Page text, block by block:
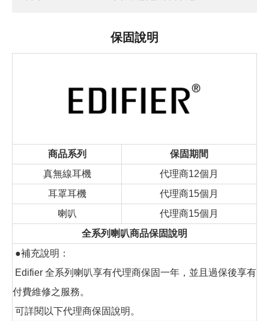
保固說明
商品系列
保固期間
真無線耳機
代理商12個月
耳罩耳機
代理商15個月
喇叭
代理商15個月
全系列喇叭商品保固說明
●補充說明：
Edifier 全系列喇叭享有代理商保固一年，並且過保後享有
付費維修之服務。
可詳閱以下代理商保固說明。